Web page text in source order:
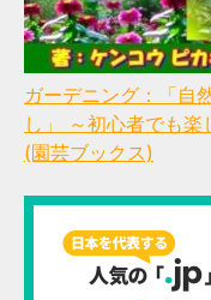
ガーデニング：「自
し」 ～初心者でも
(園芸ブックス)